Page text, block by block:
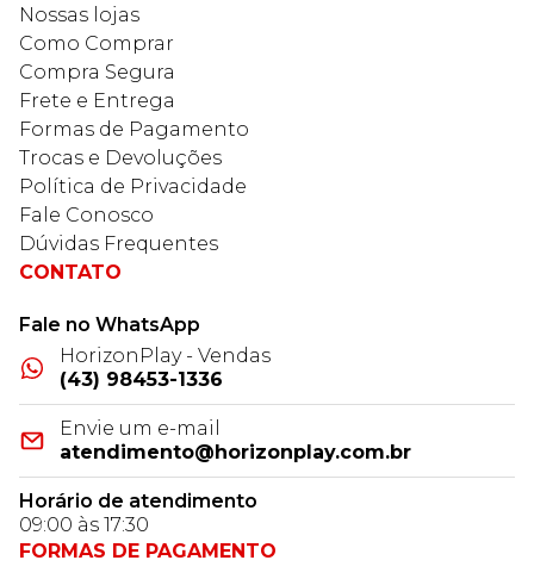
Nossas lojas
Como Comprar
Compra Segura
Frete e Entrega
Formas de Pagamento
Trocas e Devoluções
Política de Privacidade
Fale Conosco
Dúvidas Frequentes
CONTATO
Fale no WhatsApp
HorizonPlay - Vendas
(43) 98453-1336
Envie um e-mail
atendimento@horizonplay.com.br
Horário de atendimento
09:00 às 17:30
FORMAS DE PAGAMENTO